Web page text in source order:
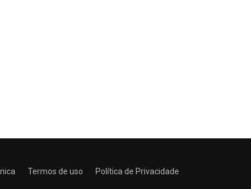
Termos de uso
Política de Privacidade